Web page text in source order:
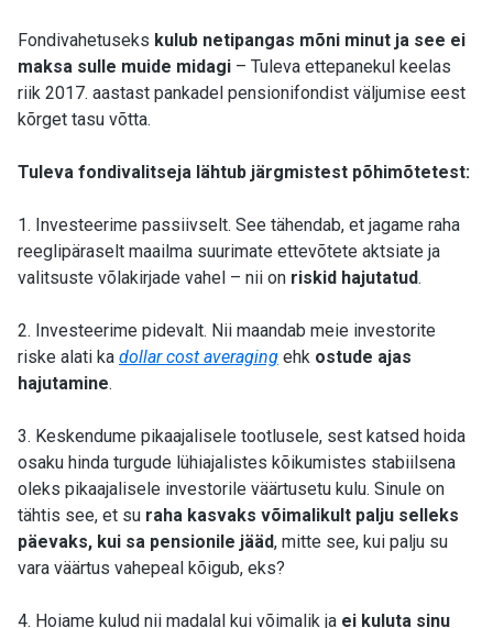
Fondivahetuseks kulub netipangas mõni minut ja see ei
maksa sulle muide midagi – Tuleva ettepanekul keelas
riik 2017. aastast pankadel pensionifondist väljumise eest
kõrget tasu võtta.
Tuleva fondivalitseja lähtub järgmistest põhimõtetest:
1. Investeerime passiivselt. See tähendab, et jagame raha
reeglipäraselt maailma suurimate ettevõtete aktsiate ja
valitsuste võlakirjade vahel – nii on riskid hajutatud.
2. Investeerime pidevalt. Nii maandab meie investorite
riske alati ka dollar cost averaging ehk ostude ajas
hajutamine.
3. Keskendume pikaajalisele tootlusele, sest katsed hoida
osaku hinda turgude lühiajalistes kõikumistes stabiilsena
oleks pikaajalisele investorile väärtusetu kulu. Sinule on
tähtis see, et su raha kasvaks võimalikult palju selleks
päevaks, kui sa pensionile jääd, mitte see, kui palju su
vara väärtus vahepeal kõigub, eks?
4. Hoiame kulud nii madalal kui võimalik ja ei kuluta sinu